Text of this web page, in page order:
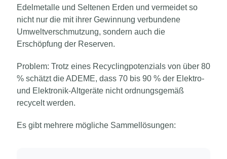
Edelmetalle und Seltenen Erden und vermeidet so
nicht nur die mit ihrer Gewinnung verbundene
Umweltverschmutzung, sondern auch die
Erschöpfung der Reserven.
Problem: Trotz eines Recyclingpotenzials von über 80
% schätzt die ADEME, dass 70 bis 90 % der Elektro-
und Elektronik-Altgeräte nicht ordnungsgemäß
recycelt werden.
Es gibt mehrere mögliche Sammellösungen: